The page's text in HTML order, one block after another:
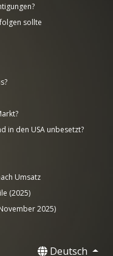
sollte
in den USA unbesetzt?
Umsatz
(2025)
2025)
Deutsch